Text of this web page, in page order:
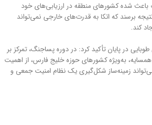
باعث شده کشورهای منطقه در ارزیابی‌های خود
برسند که اتکا به قدرت‌های خارجی نمی‌تواند
کند.
در پایان تأکید کرد: در دوره پساجنگ، تمرکز بر
به‌ویژه کشورهای حوزه خلیج فارس، از اهمیت
زمینه‌ساز شکل‌گیری یک نظام امنیت جمعی و